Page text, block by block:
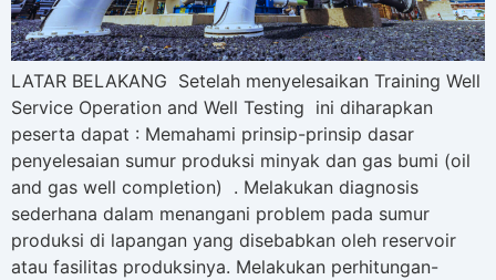
LATAR BELAKANG Setelah menyelesaikan Training Well
Service Operation and Well Testing ini diharapkan
peserta dapat : Memahami prinsip-prinsip dasar
penyelesaian sumur produksi minyak dan gas bumi (oil
and gas well completion) . Melakukan diagnosis
sederhana dalam menangani problem pada sumur
produksi di lapangan yang disebabkan oleh reservoir
atau fasilitas produksinya. Melakukan perhitungan-